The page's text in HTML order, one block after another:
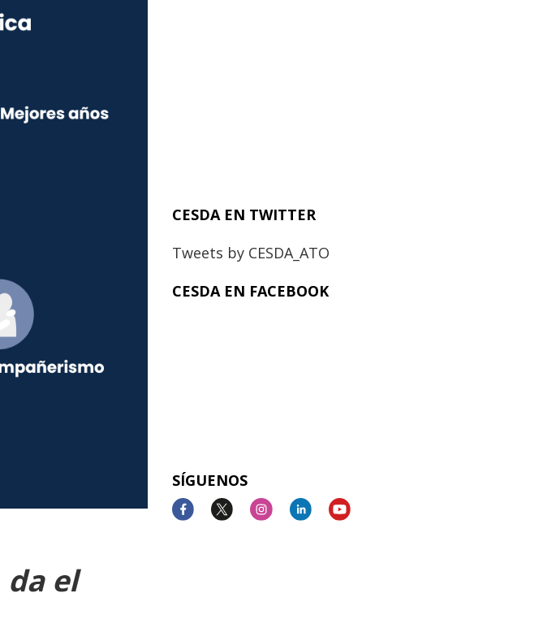
da el
CESDA EN TWITTER
Tweets by CESDA_ATO
CESDA EN FACEBOOK
SÍGUENOS